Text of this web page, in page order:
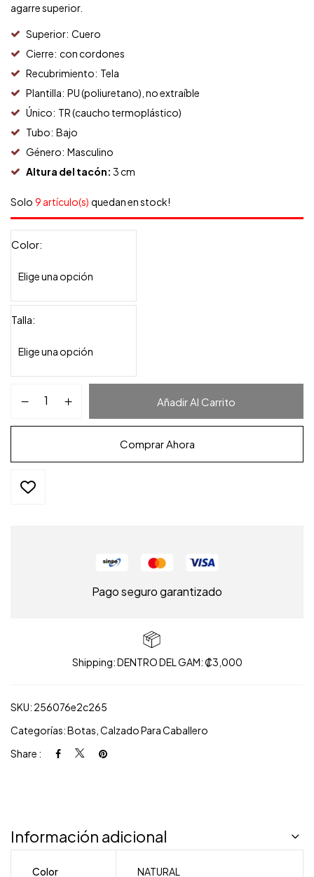
agarre superior.
Superior: Cuero
Cierre: con cordones
Recubrimiento: Tela
Plantilla: PU (poliuretano), no extraíble
Único: TR (caucho termoplástico)
Tubo: Bajo
Género: Masculino
Altura del tacón: 3 cm
Solo 9 artículo(s) quedan en stock!
Color
Talla
Añadir Al Carrito
Comprar Ahora
Pago seguro garantizado
Shipping: DENTRO DEL GAM: ₡3,000
SKU: 256076e2c265
Categorías:Botas Calzado Para Caballero
Share :
Información adicional
Color NATURAL